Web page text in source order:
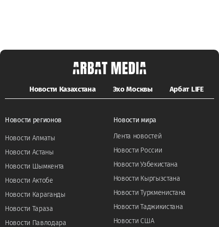
Новости Казахстана Эхо Москвы Арбат LIFE
Новости регионов
Новости Алматы
Новости Астаны
Новости Шымкента
Новости Актобе
Новости Караганды
Новости Тараза
Новости Павлодара
Новости мира
Лента новостей
Новости России
Новости Узбекистана
Новости Кыргызстана
Новости Туркменистана
Новости Таджикистана
Новости США